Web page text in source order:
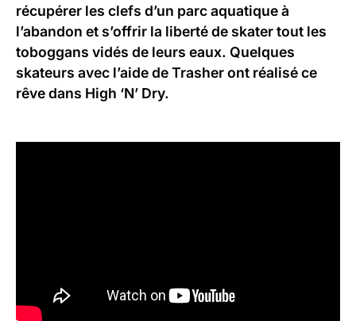
récupérer les clefs d’un parc aquatique à
l’abandon et s’offrir la liberté de skater tout les
toboggans vidés de leurs eaux. Quelques
skateurs avec l’aide deTrasheront réalisé ce
rêve dans High ‘N’ Dry.